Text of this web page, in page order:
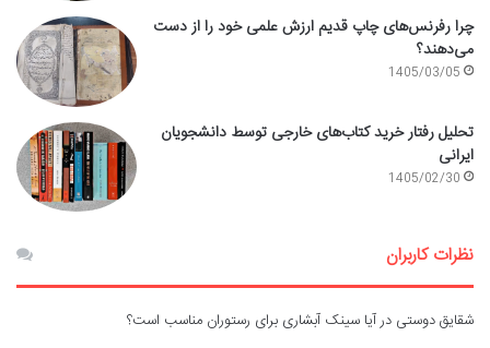
چرا رفرنس‌های چاپ قدیم ارزش علمی خود را از دست
می‌دهند؟
1405/03/05
تحلیل رفتار خرید کتاب‌های خارجی توسط دانشجویان
ایرانی
1405/02/30
نظرات کاربران
شقایق دوستی درآیا سینک آبشاری برای رستوران مناسب است؟